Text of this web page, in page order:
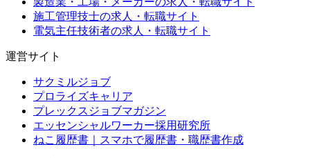
施工管理技士の求人・転職サイト
電気主任技術者の求人・転職サイト
運営サイト
サクミルジョブ
プロライズキャリア
プレックスジョブマガジン
エッセンシャルワーカー採用研究所
ねこ履歴書｜スマホで履歴書・職歴書作成